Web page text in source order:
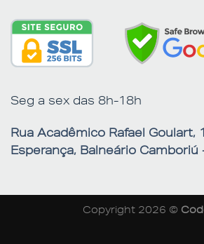
Seg a sex das 8h-18h
Rua Acadêmico Rafael Goulart,
Esperança, Balneário
Copyright 2026 ©